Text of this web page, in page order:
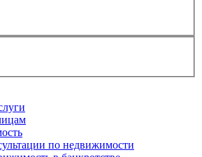
по недвижимости